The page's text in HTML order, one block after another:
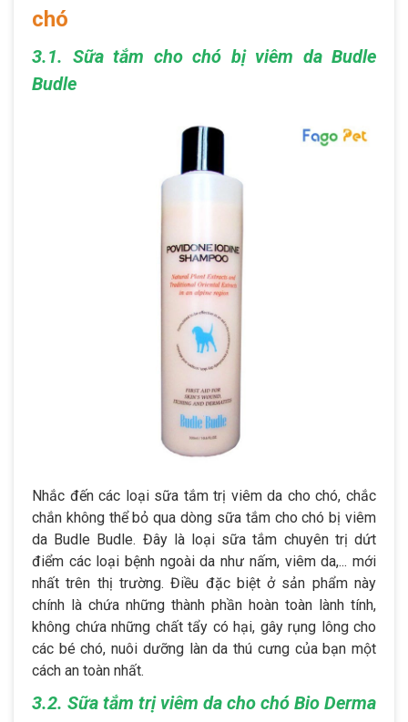
chó
3.1. Sữa tắm cho chó bị viêm da Budle
Budle
Nhắc đến các loại sữa tắm trị viêm da cho chó, chắc
chắn không thể bỏ qua dòng sữa tắm cho chó bị viêm
da Budle Budle. Đây là loại sữa tắm chuyên trị dứt
điểm các loại bệnh ngoài da như nấm, viêm da,... mới
nhất trên thị trường. Điều đặc biệt ở sản phẩm này
chính là chứa những thành phần hoàn toàn lành tính,
không chứa những chất tẩy có hại, gây rụng lông cho
các bé chó, nuôi dưỡng làn da thú cưng của bạn một
cách an toàn nhất.
3.2. Sữa tắm trị viêm da cho chó Bio Derma